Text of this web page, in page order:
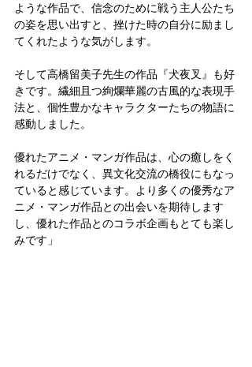
ような作品で、信念のために戦う主人公たち
の姿を思い出すと、挫けた時の自分に励まし
てくれたような気がします。
そして高橋留美子先生の作品『犬夜叉』も好
きです。繊細且つ絢爛華麗の古風的な表現手
法と、個性豊かなキャラクターたちの物語に
感動しました。
優れたアニメ・マンガ作品は、心の癒しをく
れるだけでなく、異文化交流の橋役にもなっ
ていると感じています。より多くの優秀なア
ニメ・マンガ作品との出会いを期待します
し、優れた作品とのコラボ企画もとても楽し
みです」